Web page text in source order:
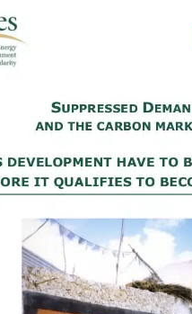
Rapport d’activité